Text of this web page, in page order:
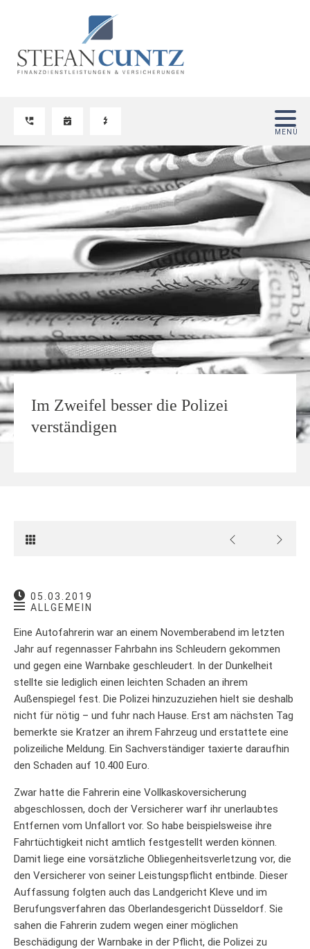
Im Zweifel besser die Polizei
verständigen
05.03.2019
ALLGEMEIN
Eine Autofahrerin war an einem Novemberabend im letzten
Jahr auf regennasser Fahrbahn ins Schleudern gekommen
und gegen eine Warnbake geschleudert. In der Dunkelheit
stellte sie lediglich einen leichten Schaden an ihrem
Außenspiegel fest. Die Polizei hinzuzuziehen hielt sie deshalb
nicht für nötig – und fuhr nach Hause. Erst am nächsten Tag
bemerkte sie Kratzer an ihrem Fahrzeug und erstattete eine
polizeiliche Meldung. Ein Sachverständiger taxierte daraufhin
den Schaden auf 10.400 Euro.
Zwar hatte die Fahrerin eine Vollkaskoversicherung
abgeschlossen, doch der Versicherer warf ihr unerlaubtes
Entfernen vom Unfallort vor. So habe beispielsweise ihre
Fahrtüchtigkeit nicht amtlich festgestellt werden können.
Damit liege eine vorsätzliche Obliegenheitsverletzung vor, die
den Versicherer von seiner Leistungspflicht entbinde. Dieser
Auffassung folgten auch das Landgericht Kleve und im
Berufungsverfahren das Oberlandesgericht Düsseldorf. Sie
sahen die Fahrerin zudem wegen einer möglichen
Beschädigung der Warnbake in der Pflicht, die Polizei zu